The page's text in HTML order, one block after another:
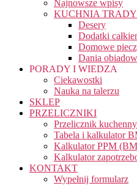
Najnowsze wpisy
KUCHNIA
Desery
Dodatki
Domowe
Dania
PORADY I WIEDZA
Ciekawostki
Nauka na talerzu
SKLEP
PRZELICZNIKI
Przelicznik kuchenny
Tabela i kalkulator
Kalkulator PPM
Kalkulator
KONTAKT
Wypełnij formularz